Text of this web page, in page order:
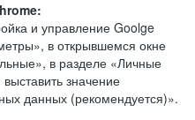
и управление Goolge
в открывшемся окне
в разделе «Личные
значение
данных (рекомендуется)».